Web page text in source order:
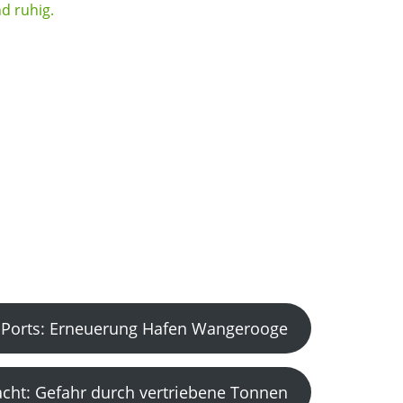
Erneuerung Hafen Wangerooge
Gefahr durch vertriebene Tonnen